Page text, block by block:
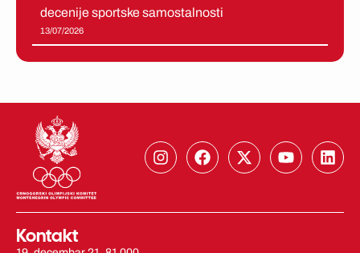
decenije sportske samostalnosti
13/07/2026
I
n
a
F
a
b
X
-
i
Y
o
u
L
i
e
Kontakt